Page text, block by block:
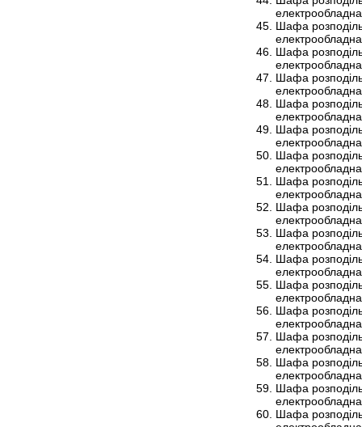
Шафа
Шафа
Шафа
Шафа
Шафа
Шафа
Шафа
Шафа
Шафа
Шафа
Шафа
Шафа
Шафа
Шафа
Шафа
Шафа